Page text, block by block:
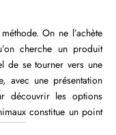
On ne l’achète
cherche un produit
de se tourner vers une
avec une présentation
découvrir les options
constitue un point